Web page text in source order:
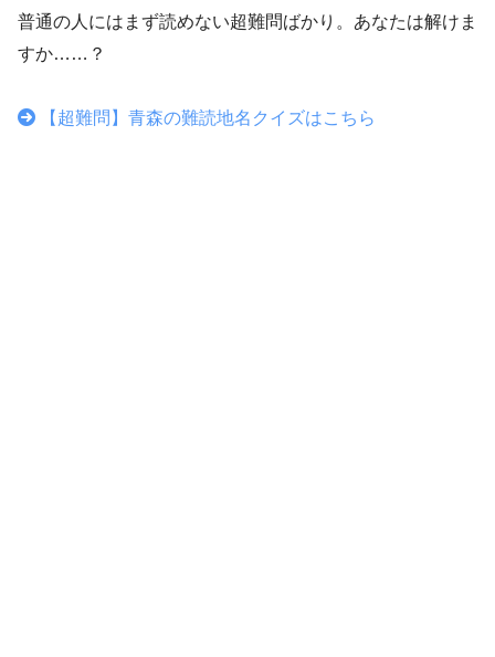
普通の人にはまず読めない超難問ばかり。あなたは解けま
すか……？
【超難問】青森の難読地名クイズはこちら